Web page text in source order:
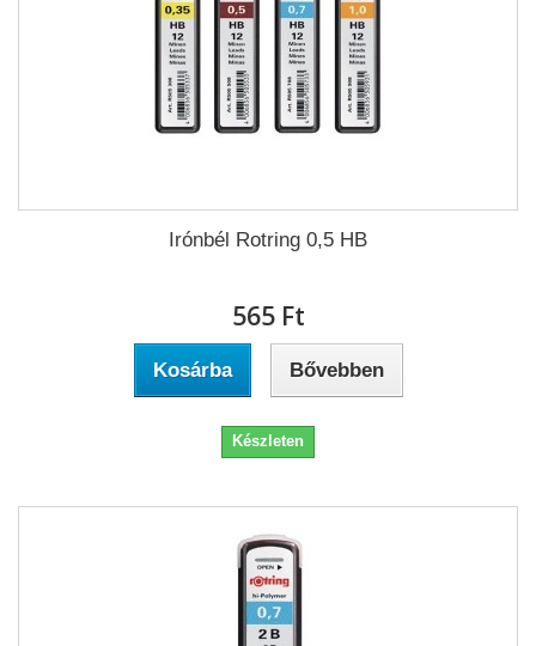
Irónbél Rotring 0,5 HB
565 Ft‎
Kosárba Bővebben
Készleten